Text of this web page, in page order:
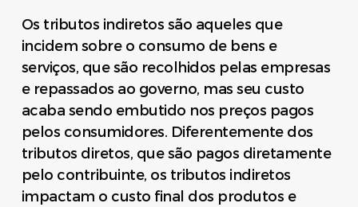
Os tributos indiretos são aqueles que
incidem sobre o consumo de bens e
serviços, que são recolhidos pelas empresas
e repassados ao governo, mas seu custo
acaba sendo embutido nos preços pagos
pelos consumidores. Diferentemente dos
tributos diretos, que são pagos diretamente
pelo contribuinte, os tributos indiretos
impactam o custo final dos produtos e